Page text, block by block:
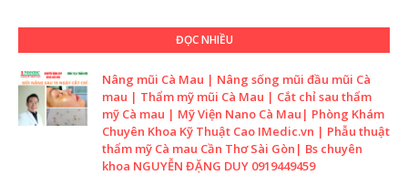
ĐỌC NHIỀU
Nâng mũi Cà Mau | Nâng sống mũi đầu mũi Cà
mau | Thẩm mỹ mũi Cà Mau | Cắt chỉ sau thẩm
mỹ Cà mau | Mỹ Viện Nano Cà Mau| Phòng Khám
Chuyên Khoa Kỹ Thuật Cao IMedic.vn | Phẫu thuật
thẩm mỹ Cà mau Cần Thơ Sài Gòn| Bs chuyên
khoa NGUYỄN ĐẶNG DUY 0919449459